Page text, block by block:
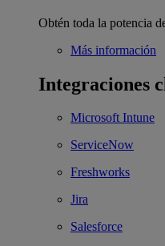
Obtén toda la potencia
Más información
Integraciones
Microsoft Intune
ServiceNow
Freshworks
Jira
Salesforce